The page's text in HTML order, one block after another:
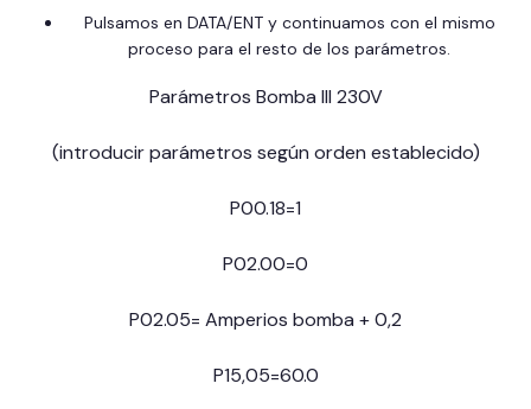
Pulsamos en DATA/ENT y continuamos con el mismo
proceso para el resto de los parámetros.
Parámetros Bomba III 230V
(introducir parámetros según orden establecido)
P00.18=1
P02.00=0
P02.05= Amperios bomba + 0,2
P15,05=60.0